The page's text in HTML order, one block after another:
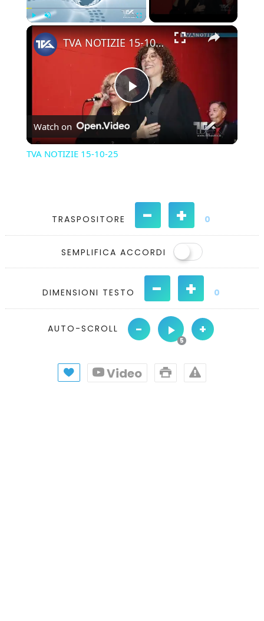
Play Unmute ×
Play
Video
TVA NOTIZIE 15-10-25
Watch on
TVA NOTIZIE 15-10-25
TRASPOSITORE - + 0
SEMPLIFICA ACCORDI
DIMENSIONI TESTO - + 0
AUTO-SCROLL - +
Video